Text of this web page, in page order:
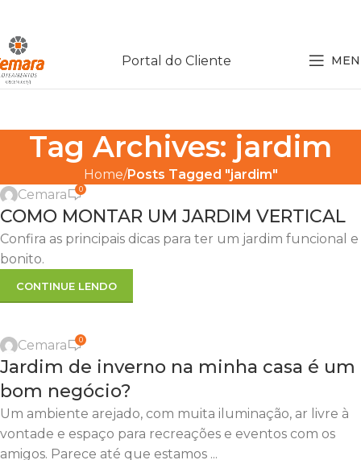
Portal do Cliente
Tag Archives: jardim
Home Posts Tagged "jardim"
30
DECORAÇÃO, ,
Cemara 0
COMO MONTAR UM JARDIM VERTICAL
Confira as principais dicas para ter um jardim funcional e
bonito.
CONTINUE LENDO
04
Cemara 0
Jardim de inverno na minha casa é um
bom negócio?
Um ambiente arejado, com muita iluminação, ar livre à
vontade e espaço para recreações e eventos com os
amigos. Parece até que estamos ...